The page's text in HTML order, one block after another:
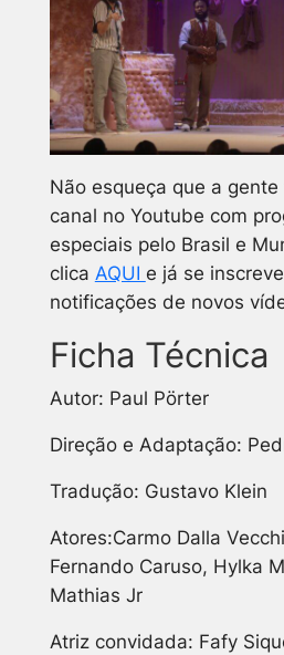
Não esqueça que a
canal no Youtube com
especiais pelo Brasil e
clica AQUI e já se
notificações de novos
Ficha Técnica
Autor: Paul Pörter
Direção e Adaptação:
Tradução: Gustavo Klein
Atores:Carmo Dalla
Fernando Caruso, Hylka
Mathias Jr
Atriz convidada: Fafy